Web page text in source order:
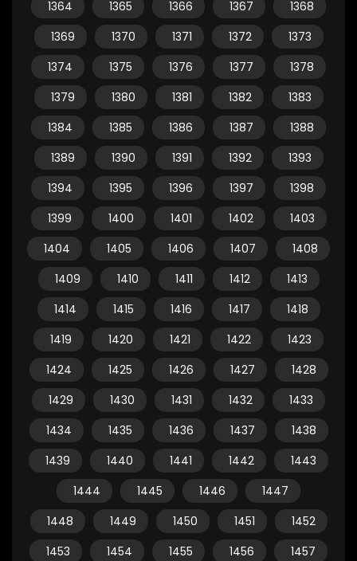
1364 1365 1366 1367
1368
1369
1370 1371 1372
1373
1374
1375 1376 1377
1378
1379
1380 1381 1382
1383
1384
1385 1386 1387
1388
1389
1390 1391 1392
1393
1394
1395 1396 1397
1398
1399
1400 1401 1402
1403
1404
1405 1406 1407
1408
1409
1410 1411 1412
1413
1414
1415 1416 1417
1418
1419
1420 1421 1422
1423
1424
1425 1426 1427
1428
1429
1430 1431 1432
1433
1434
1435 1436 1437
1438
1439
1440 1441 1442
1443
1444
1445 1446
1447
1448
1449 1450 1451
1452
1453
1454 1455 1456
1457